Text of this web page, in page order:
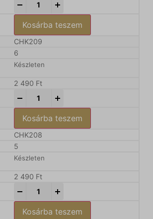
Kosárba teszem
CHK209
6
Készleten
2 490 Ft
Kosárba teszem
CHK208
5
Készleten
2 490 Ft
Kosárba teszem